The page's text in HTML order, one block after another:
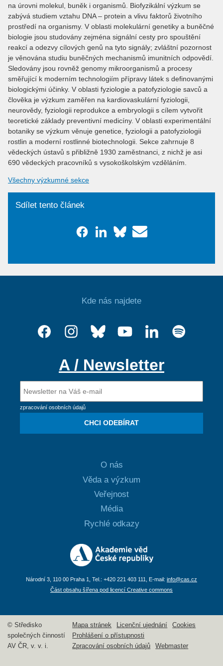
na úrovni molekul, buněk i organismů. Biofyzikální výzkum se
zabývá studiem vztahu DNA – protein a vlivu faktorů životního
prostředí na organismy. V oblasti molekulární genetiky a buněčné
biologie jsou studovány zejména signální cesty pro spouštění
reakcí a odezvy cílových genů na tyto signály; zvláštní pozornost
je věnována studiu buněčných mechanismů imunitních odpovědí.
Sledovány jsou rovněž genomy mikroorganismů a procesy
směřující k moderním technologiím přípravy látek s definovanými
biologickými účinky. V oblasti fyziologie a patofyziologie savců a
člověka je výzkum zaměřen na kardiovaskulární fyziologii,
neurovědy, fyziologii reprodukce a embryologii s cílem vytvořit
teoretické základy preventivní medicíny. V oblasti experimentální
botaniky se výzkum věnuje genetice, fyziologii a patofyziologii
rostlin a moderní rostlinné biotechnologii. Sekce zahrnuje 8
vědeckých ústavů s přibližně 1930 zaměstnanci, z nichž je asi
690 vědeckých pracovníků s vysokoškolským vzděláním.
Všechny výzkumné sekce
Sdílet tento článek
Kde nás najdete
A / Newsletter
zpracování osobních údajů
CHCI ODEBÍRAT
O nás
Věda a výzkum
Veřejnost
Média
Rychlé odkazy
Národní 3, 110 00 Praha 1, Tel.: +420 221 403 111, E-mail: info@cas.cz
Část obsahu šířena pod licencí Creative commons
© Středisko
společných činností
AV ČR, v. v. i.
Mapa stránek Licenční ujednání
Cookies
Prohlášení o přístupnosti
Zpracování osobních údajů
Webmaster